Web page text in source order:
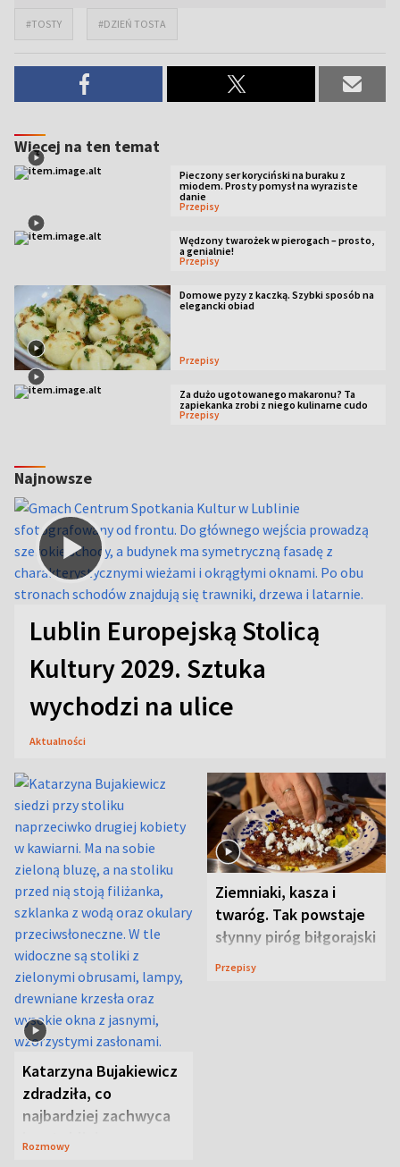
#TOSTY #DZIEŃ TOSTA
Więcej na ten temat
Pieczony ser koryciński na buraku z
miodem. Prosty pomysł na wyraziste
danie
Przepisy
Wędzony twarożek w pierogach – prosto,
a genialnie!
Przepisy
Domowe pyzy z kaczką. Szybki sposób na
elegancki obiad
Przepisy
Za dużo ugotowanego makaronu? Ta
zapiekanka zrobi z niego kulinarne cudo
Przepisy
Najnowsze
Lublin Europejską Stolicą
Kultury 2029. Sztuka
wychodzi na ulice
Aktualności
Katarzyna Bujakiewicz
zdradziła, co
najbardziej zachwyca
ją w Lublinie
Rozmowy
Ziemniaki, kasza i
twaróg. Tak powstaje
słynny piróg biłgorajski
Przepisy